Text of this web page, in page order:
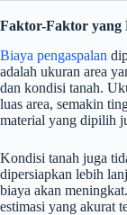
Faktor-Faktor yang
Biaya pengaspalan
adalah ukuran area
dan kondisi tanah.
luas area, semakin
material yang dipilih
Kondisi tanah juga
dipersiapkan lebih
biaya akan
estimasi yang akurat